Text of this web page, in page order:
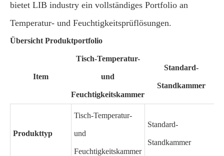
bietet LIB industry ein vollständiges Portfolio an
Temperatur- und Feuchtigkeitsprüflösungen.
Übersicht Produktportfolio
Item
Tisch-Temperatur-
und
Feuchtigkeitskammer
Standard-
Standkammer
Produkttyp
Tisch-Temperatur-
und
Feuchtigkeitskammer
Standard-
Standkammer